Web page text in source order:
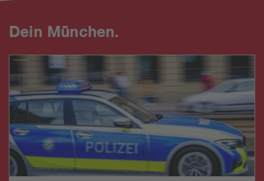
Dein München.